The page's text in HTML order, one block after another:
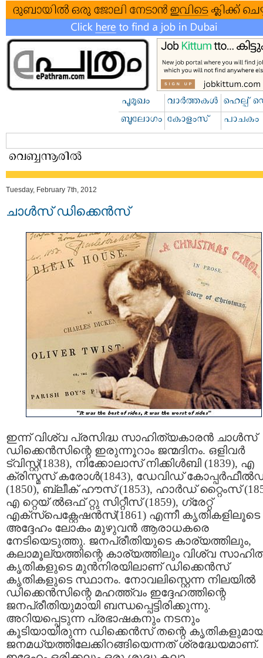
Tuesday, February 7th, 2012
ചാള്‍സ്‌ ഡിക്കെന്‍സ്
ഇന്ന് വിശ്വ പ്രസിദ്ധ സാഹിത്യകാരന്‍ ചാള്‍സ്
ഡിക്കെന്‍സിന്റെ ഇരുന്നൂറാം ജന്മദിനം. ഒളിവര്‍
ട്വിസ്റ്റ്(1838), നിക്കോലാസ് നിക്കിള്‍ബി (1839), എ
ക്രിസ്മസ് കരോള്‍(1843), ഡേവിഡ്
(1850), ബ്ലീക് ഹൗസ് (1853), ഹാര്‍ഡ് റ്റൈംസ്
എ റ്റെയ് ല്‍ഒഫ് റ്റു സിറ്റീസ് (1859), ഗ്രേറ്റ്
എക്സ്പെക്റ്റേഷന്‍സ്(1861) എന്നീ കൃതികളിലൂടെ
അദ്ദേഹം ലോകം മുഴുവന്‍ ആരാധകരെ
നേടിയെടുത്തു‍. ജനപ്രീതിയുടെ കാര്യത്തിലും,
കലാമൂല്യത്തിന്റെ കാര്യത്തിലും വിശ്വ
കൃതികളുടെ മുന്‍നിരയിലാണ് ഡിക്കെന്‍സ്
കൃതികളുടെ സ്ഥാനം. നോവലിസ്റ്റെന്ന നിലയില്‍
ഡിക്കെന്‍സിന്റെ മഹത്ത്വം ഇദ്ദേഹത്തിന്റെ
ജനപ്രീതിയുമായി ബന്ധപ്പെട്ടിരിക്കുന്നു.
അറിയപ്പെടുന്ന പ്രഭാഷകനും നടനും
കൂടിയായിരുന്ന ഡിക്കെന്‍സ് തന്റെ
ജനമധ്യത്തിലേക്കിറങ്ങിയെന്നത് ശ്രദ്ധേയമാണ്.